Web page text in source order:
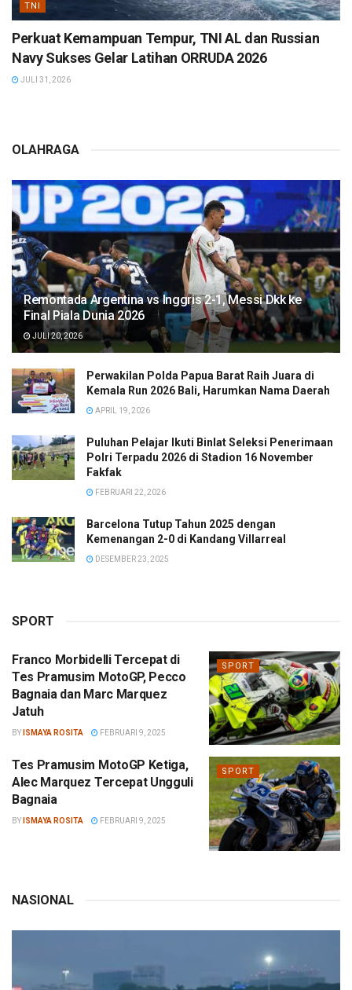
TNI
Perkuat Kemampuan Tempur, TNI AL dan Russian
Navy Sukses Gelar Latihan ORRUDA 2026
JULI 31, 2026
OLAHRAGA
Remontada Argentina vs Inggris 2-1, Messi Dkk ke
Final Piala Dunia 2026
JULI 20, 2026
Perwakilan Polda Papua Barat Raih Juara di
Kemala Run 2026 Bali, Harumkan Nama Daerah
APRIL 19, 2026
Puluhan Pelajar Ikuti Binlat Seleksi Penerimaan
Polri Terpadu 2026 di Stadion 16 November
Fakfak
FEBRUARI 22, 2026
Barcelona Tutup Tahun 2025 dengan
Kemenangan 2-0 di Kandang Villarreal
DESEMBER 23, 2025
SPORT
SPORT
Franco Morbidelli Tercepat di
Tes Pramusim MotoGP, Pecco
Bagnaia dan Marc Marquez
Jatuh
BY ISMAYA ROSITA FEBRUARI 9, 2025
SPORT
Tes Pramusim MotoGP Ketiga,
Alec Marquez Tercepat Ungguli
Bagnaia
BY ISMAYA ROSITA FEBRUARI 9, 2025
NASIONAL